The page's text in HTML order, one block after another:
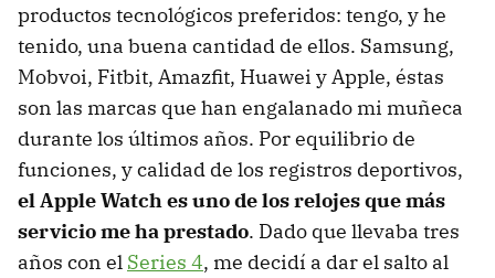
productos tecnológicos preferidos: tengo, y he
tenido, una buena cantidad de ellos. Samsung,
Mobvoi, Fitbit, Amazfit, Huawei y Apple, éstas
son las marcas que han engalanado mi muñeca
durante los últimos años. Por equilibrio de
funciones, y calidad de los registros deportivos,
el Apple Watch es uno de los relojes que más
servicio me ha prestado. Dado que llevaba tres
años con el Series 4, me decidí a dar el salto al